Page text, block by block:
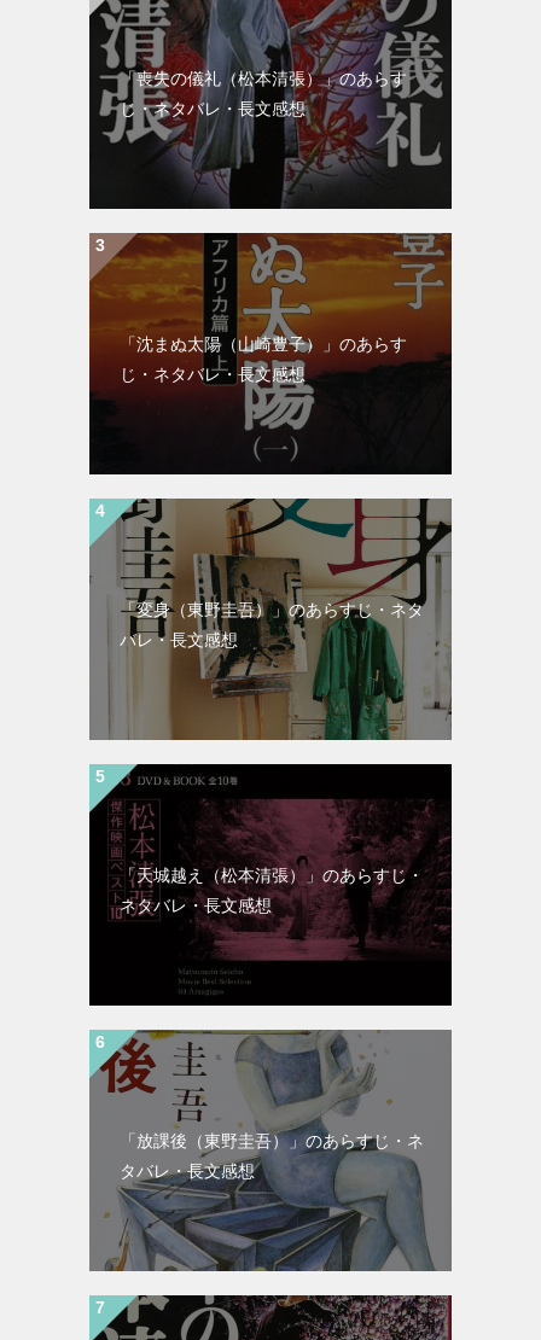
「喪失の儀礼（松本清張）」のあらす
じ・ネタバレ・長文感想
「沈まぬ太陽（山崎豊子）」のあらす
じ・ネタバレ・長文感想
「変身（東野圭吾）」のあらすじ・ネタ
バレ・長文感想
「天城越え（松本清張）」のあらすじ・
ネタバレ・長文感想
「放課後（東野圭吾）」のあらすじ・ネ
タバレ・長文感想